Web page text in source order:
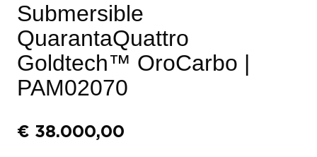
Submersible
QuarantaQuattro
Goldtech™ OroCarbo |
PAM02070
€ 38.000,00